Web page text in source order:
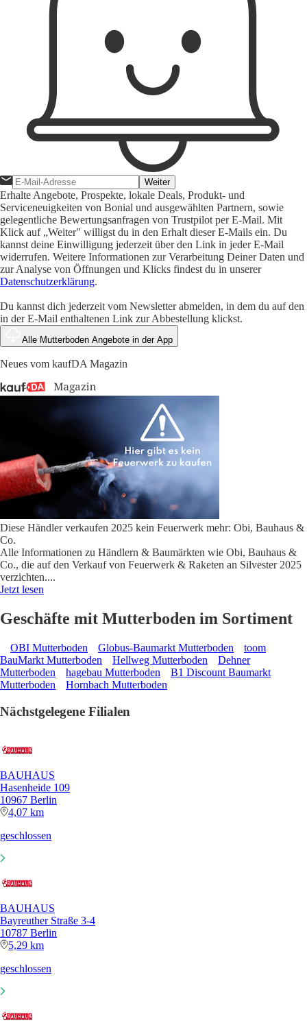
Weiter
Erhalte Angebote, Prospekte, lokale Deals, Produkt- und
Serviceneuigkeiten von Bonial und ausgewählten Partnern, sowie
gelegentliche Bewertungsanfragen von Trustpilot per E-Mail. Mit
Klick auf „Weiter" willigst du in den Erhalt dieser E-Mails ein. Du
kannst deine Einwilligung jederzeit über den Link in jeder E-Mail
widerrufen. Weitere Informationen zur Verarbeitung Deiner Daten und
zur Analyse von Öffnungen und Klicks findest du in unserer
Datenschutzerklärung.
Du kannst dich jederzeit vom Newsletter abmelden, in dem du auf den
in der E-Mail enthaltenen Link zur Abbestellung klickst.
Alle Mutterboden Angebote in der App
Neues vom kaufDA Magazin
Diese Händler verkaufen 2025 kein Feuerwerk mehr: Obi, Bauhaus &
Co.
Alle Informationen zu Händlern & Baumärkten wie Obi, Bauhaus &
Co., die auf den Verkauf von Feuerwerk & Raketen an Silvester 2025
verzichten....
Jetzt lesen
Geschäfte mit Mutterboden im Sortiment
OBI Mutterboden Globus-Baumarkt Mutterboden
toom
BauMarkt Mutterboden
Hellweg Mutterboden
Dehner
Mutterboden
hagebau Mutterboden
B1 Discount Baumarkt
Mutterboden
Hornbach Mutterboden
Nächstgelegene Filialen
BAUHAUS
Hasenheide 109
10967 Berlin
4,07 km
geschlossen
BAUHAUS
Bayreuther Straße 3-4
10787 Berlin
5,29 km
geschlossen